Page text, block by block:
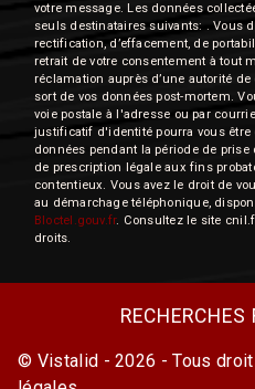
votre message. Les données
seuls destinataires suivants: . Vous
rectification, d’effacement, de
retrait de votre consentement à tout
réclamation auprès d’une autorité
sort de vos données post-mortem.
voie postale à l'adresse ou par
justificatif d'identité pourra vous être
données pendant la période de
de prescription légale aux fins
contentieux. Vous avez le droit de
au démarchage téléphonique,
Bloctel.gouv.fr. Consultez le site
droits.
RECHERCHES
© Vistalid - 2026 - Tous